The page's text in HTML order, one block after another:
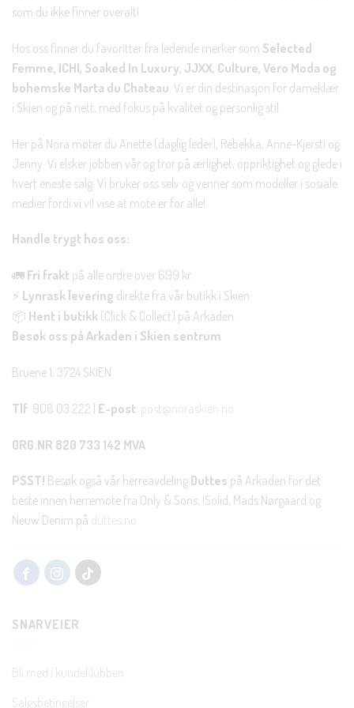
som du ikke finner overalt!
Hos oss finner du favoritter fra ledende merker som Selected
Femme, ICHI, Soaked In Luxury, JJXX, Culture, Vero Moda og
bohemske Marta du Chateau . Vi er din destinasjon for dameklær
i Skien og på nett, med fokus på kvalitet og personlig stil.
Her på Nora møter du Anette (daglig leder), Rebekka, Anne-Kjersti og
Jenny. Vi elsker jobben vår og tror på ærlighet, oppriktighet og glede i
hvert eneste salg. Vi bruker oss selv og venner som modeller i sosiale
medier fordi vi vil vise at mote er for alle!
Handle trygt hos oss:
🚛 Fri frakt på alle ordre over 699 kr.
⚡ Lynrask levering direkte fra vår butikk i Skien.
📦 Hent i butikk (Click & Collect) på Arkaden.
Besøk oss på Arkaden i Skien sentrum
Bruene 1, 3724 SKIEN
Tlf: 908 03 222 | E-post: post@noraskien.no
ORG.NR 820 733 142 MVA
PSST! Besøk også vår herreavdeling Duttes på Arkaden for det
beste innen herremote fra Only & Sons, !Solid, Mads Nørgaard og
Neuw Denim på duttes.no
SNARVEIER
Bli med i kundeklubben
Salgsbetingelser